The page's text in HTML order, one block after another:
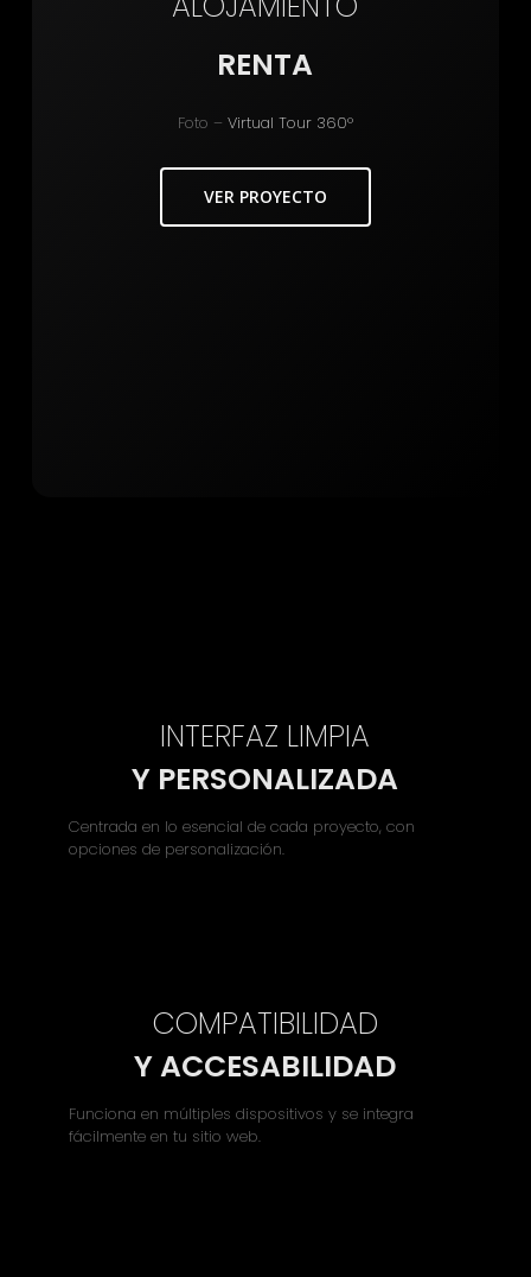
RENTA
Foto – Virtual Tour 360°
VER PROYECTO
INTERFAZ LIMPIA
Y PERSONALIZADA
Centrada en lo esencial de cada proyecto, con
opciones de personalización.
COMPATIBILIDAD
Y ACCESABILIDAD
Funciona en múltiples dispositivos y se integra
fácilmente en tu sitio web.